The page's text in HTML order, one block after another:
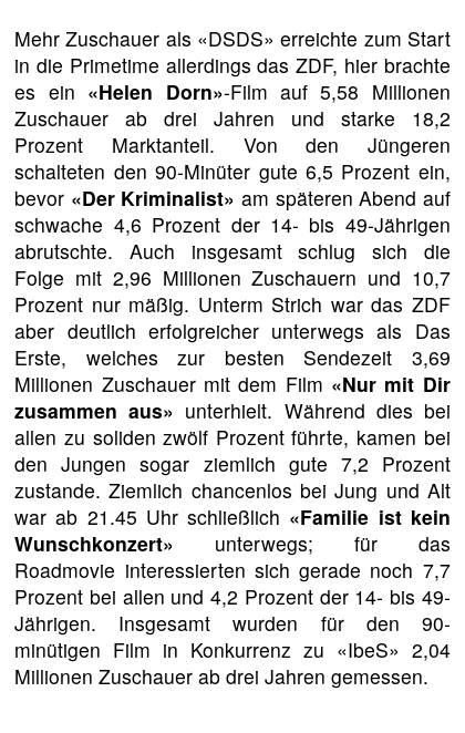
Mehr Zuschauer als «DSDS» erreichte zum Start
in die Primetime allerdings das ZDF, hier brachte
es ein «Helen Dorn»-Film auf 5,58 Millionen
Zuschauer ab drei Jahren und starke 18,2
Prozent Marktanteil. Von den Jüngeren
schalteten den 90-Minüter gute 6,5 Prozent ein,
bevor «Der Kriminalist» am späteren Abend auf
schwache 4,6 Prozent der 14- bis 49-Jährigen
abrutschte. Auch insgesamt schlug sich die
Folge mit 2,96 Millionen Zuschauern und 10,7
Prozent nur mäßig. Unterm Strich war das ZDF
aber deutlich erfolgreicher unterwegs als Das
Erste, welches zur besten Sendezeit 3,69
Millionen Zuschauer mit dem Film «Nur mit Dir
zusammen aus» unterhielt. Während dies bei
allen zu soliden zwölf Prozent führte, kamen bei
den Jungen sogar ziemlich gute 7,2 Prozent
zustande. Ziemlich chancenlos bei Jung und Alt
war ab 21.45 Uhr schließlich «Familie ist kein
Wunschkonzert» unterwegs; für das
Roadmovie interessierten sich gerade noch 7,7
Prozent bei allen und 4,2 Prozent der 14- bis 49-
Jährigen. Insgesamt wurden für den 90-
minütigen Film in Konkurrenz zu «IbeS» 2,04
Millionen Zuschauer ab drei Jahren gemessen.